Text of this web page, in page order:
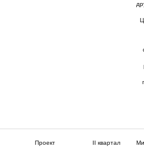
Проект II квартал